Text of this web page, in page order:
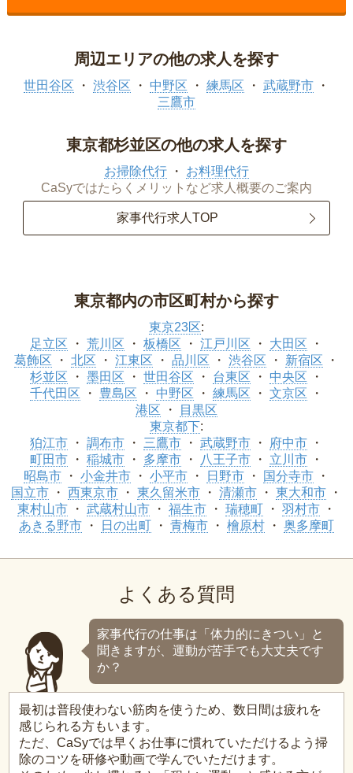
周辺エリアの他の求人を探す
世田谷区 渋谷区 中野区 練馬区
武蔵野市
三鷹市
東京都杉並区の他の求人を探す
お掃除代行
お料理代行
CaSyではたらくメリットなど求人概要のご案内
家事代行求人TOP
東京都内の市区町村から探す
東京23区:
足立区
荒川区 板橋区 江戸川区
大田区
葛飾区
北区 江東区 品川区 渋谷区
新宿区
杉並区
墨田区 世田谷区 台東区
中央区
千代田区
豊島区 中野区 練馬区
文京区
港区
目黒区
東京都下:
狛江市
調布市 三鷹市 武蔵野市
府中市
町田市
稲城市 多摩市 八王子市
立川市
昭島市
小金井市 小平市 日野市
国分寺市
国立市
西東京市 東久留米市 清瀬市
東大和市
東村山市
武蔵村山市 福生市 瑞穂町
羽村市
あきる野市
日の出町 青梅市 檜原村 奥多摩町
よくある質問
家事代行の仕事は「体力的にきつい」と
聞きますが、運動が苦手でも大丈夫です
か？
最初は普段使わない筋肉を使うため、数日間は疲れを
感じられる方もいます。
ただ、CaSyでは早くお仕事に慣れていただけるよう掃
除のコツを研修や動画で学んでいただけます。